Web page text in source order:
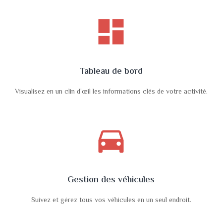
dashboard
Tableau de bord
Visualisez en un clin d'œil les informations clés de votre activité.
directions_car
Gestion des véhicules
Suivez et gérez tous vos véhicules en un seul endroit.